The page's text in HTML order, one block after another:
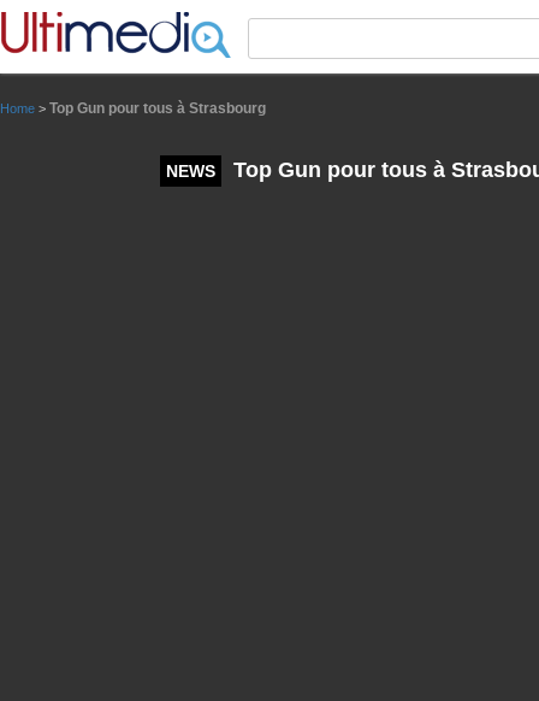
Home > Top Gun pour tous à Strasbourg
NEWS Top Gun pour tous à
Panneau de gestion des cookies